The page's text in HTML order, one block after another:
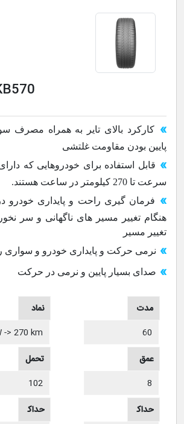
کارکرد بالای تایر به همراه
پایین بودن مقاومت غلتشی
قابل استفاده برای خودروهایی که
سرعت تا 270 کیلومتر در ساعت هستند.
فرمان گیری راحت و پایداری خودرو
هنگام تغییر مسیر های ناگهانی و سر
تغییر مسیر
نرمی حرکت و پایداری خودرو و
صدای بسیار پایین و نرمی در حرکت
مدت
گارانت
ی
60
نماد
سرع
ت
-> 270 km
عمق
اج
استان
8
تحمل
بار
102
حداک
حداک